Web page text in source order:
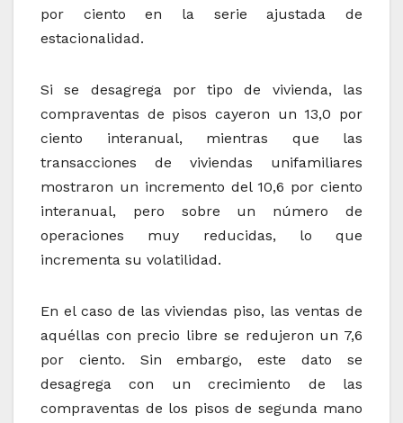
por ciento en la serie ajustada de
estacionalidad.
Si se desagrega por tipo de vivienda, las
compraventas de pisos cayeron un 13,0 por
ciento interanual, mientras que las
transacciones de viviendas unifamiliares
mostraron un incremento del 10,6 por ciento
interanual, pero sobre un número de
operaciones muy reducidas, lo que
incrementa su volatilidad.
En el caso de las viviendas piso, las ventas de
aquéllas con precio libre se redujeron un 7,6
por ciento. Sin embargo, este dato se
desagrega con un crecimiento de las
compraventas de los pisos de segunda mano